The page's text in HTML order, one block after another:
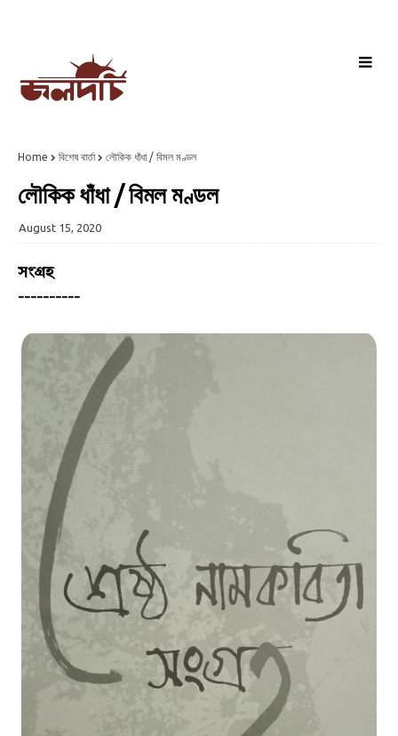
Home বিশেষ বার্তা লৌকিক ধাঁধা / বিমল মণ্ডল
লৌকিক ধাঁধা / বিমল মণ্ডল
August 15, 2020
সংগ্রহ
----------